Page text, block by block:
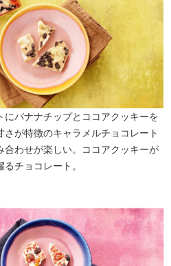
バナナチップとココアクッキーを
さが特徴のキャラメルチョコレート
合わせが楽しい。ココアクッキーが
チョコレート。